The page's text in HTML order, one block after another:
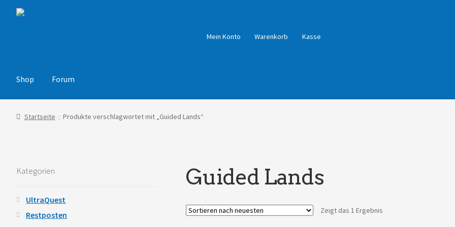
Zur
Zum
Mein Konto Warenkorb Kasse
Shop Forum
Startseite Produkte verschlagwortet mit „Guided Lands“
Guided Lands
Zeigt das 1 Ergebnis
Kategorien
UltraQuest
Restposten